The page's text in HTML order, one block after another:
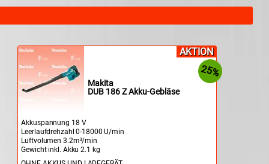
AKTION
Makita
DUB 186 Z Akku-Gebläse
Akkuspannung 18 V
Leerlaufdrehzahl 0-18000 U/min
Luftvolumen 3.2m³/min
Gewicht inkl. Akku 2.1 kg
25%